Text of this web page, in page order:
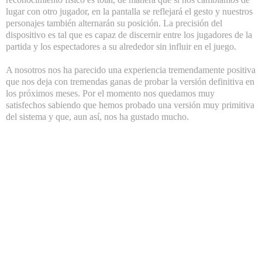
lugar con otro jugador, en la pantalla se reflejará el gesto y nuestros
personajes también alternarán su posición. La precisión del
dispositivo es tal que es capaz de discernir entre los jugadores de la
partida y los espectadores a su alrededor sin influir en el juego.
A nosotros nos ha parecido una experiencia tremendamente positiva
que nos deja con tremendas ganas de probar la versión definitiva en
los próximos meses. Por el momento nos quedamos muy
satisfechos sabiendo que hemos probado una versión muy primitiva
del sistema y que, aun así, nos ha gustado mucho.